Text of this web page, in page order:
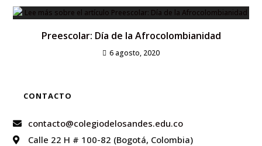
Preescolar: Día de la Afrocolombianidad
6 agosto, 2020
CONTACTO
contacto@colegiodelosandes.edu.co
Calle 22 H # 100-82 (Bogotá, Colombia)